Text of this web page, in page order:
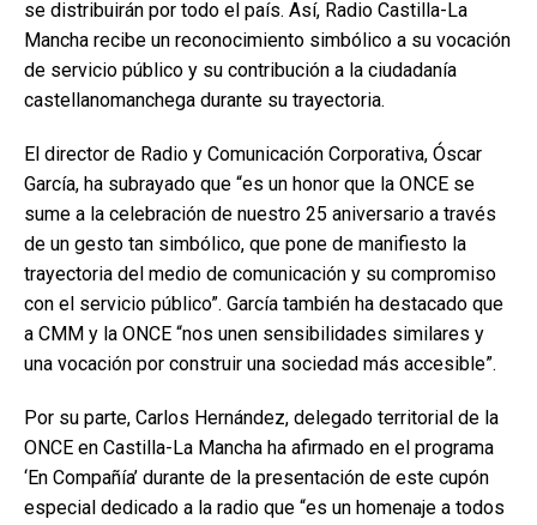
se distribuirán por todo el país. Así, Radio Castilla-La
Mancha recibe un reconocimiento simbólico a su vocación
de servicio público y su contribución a la ciudadanía
castellanomanchega durante su trayectoria.
El director de Radio y Comunicación Corporativa, Óscar
García, ha subrayado que “es un honor que la ONCE se
sume a la celebración de nuestro 25 aniversario a través
de un gesto tan simbólico, que pone de manifiesto la
trayectoria del medio de comunicación y su compromiso
con el servicio público”. García también ha destacado que
a CMM y la ONCE “nos unen sensibilidades similares y
una vocación por construir una sociedad más accesible”.
Por su parte, Carlos Hernández, delegado territorial de la
ONCE en Castilla-La Mancha ha afirmado en el programa
‘En Compañía’ durante de la presentación de este cupón
especial dedicado a la radio que “es un homenaje a todos